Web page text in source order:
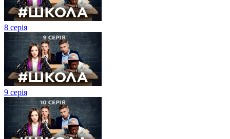
8 серія
9 серія